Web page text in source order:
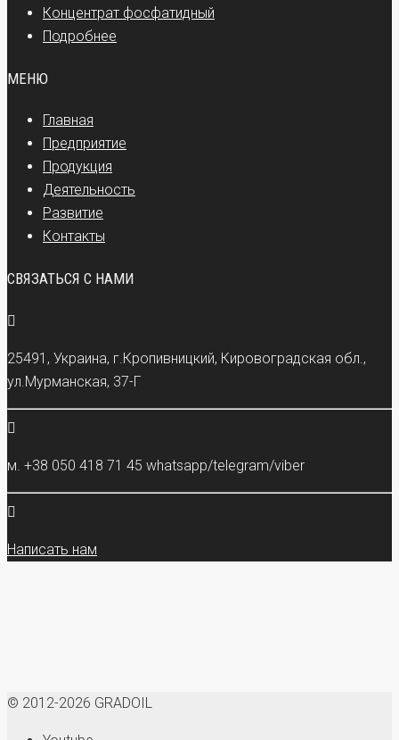
Концентрат фосфатидный
Подробнее
МЕНЮ
Главная
Предприятие
Продукция
Деятельность
Развитие
Контакты
СВЯЗАТЬСЯ С НАМИ
25491, Украина, г.Кропивницкий, Кировоградская обл.,
ул.Мурманская, 37-Г
м. +38 050 418 71 45 whatsapp/telegram/viber
Написать нам
© 2012-2026 GRADOIL